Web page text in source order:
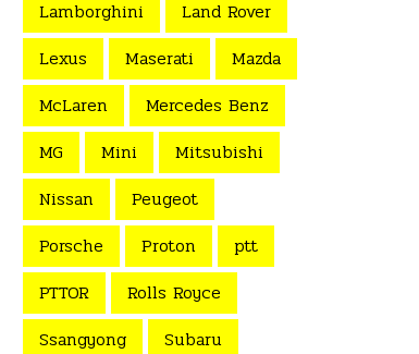
Lamborghini
Land Rover
Lexus
Maserati
Mazda
McLaren
Mercedes Benz
MG
Mini
Mitsubishi
Nissan
Peugeot
Porsche
Proton
ptt
PTTOR
Rolls Royce
Ssangyong
Subaru